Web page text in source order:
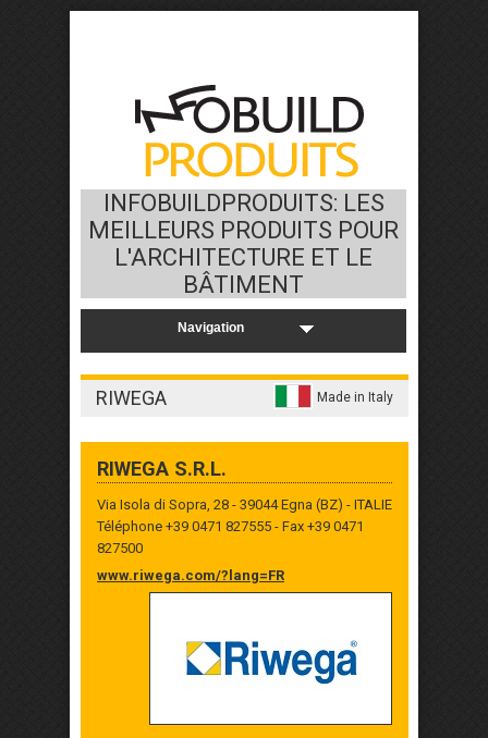
INFOBUILDPRODUITS: LES
MEILLEURS PRODUITS POUR
L'ARCHITECTURE ET LE
BÂTIMENT
RIWEGA Made in Italy
RIWEGA S.R.L.
Via Isola di Sopra, 28 - 39044 Egna (BZ) - ITALIE
Téléphone +39 0471 827555 - Fax +39 0471
827500
www.riwega.com/?lang=FR